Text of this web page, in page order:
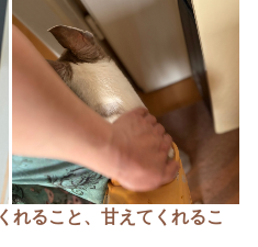
れること、甘えてくれるこ